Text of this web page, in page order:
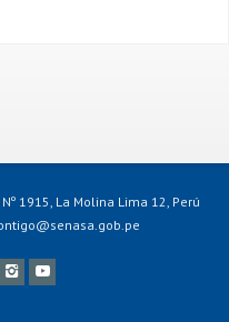
1915, La Molina Lima 12, Perú